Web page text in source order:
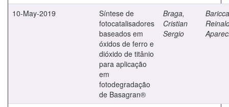
10-May-2019
Síntese de
fotocatalisadores
baseados em
óxidos de ferro e
dióxido de titânio
para aplicação
em
fotodegradação
de Basagran®
Braga,
Cristian
Sergio